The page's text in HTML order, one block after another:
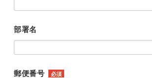
部署名
郵便番号 必須